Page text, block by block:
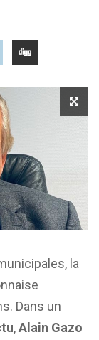
la
Dans un
,Alain Gazo